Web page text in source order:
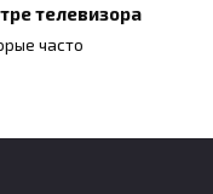
телевизора
часто